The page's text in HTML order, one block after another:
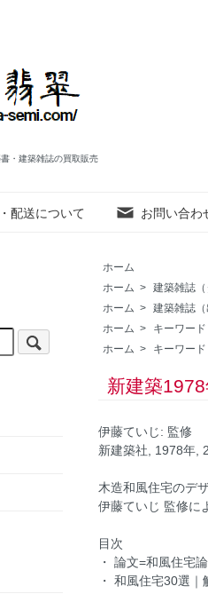
・建築雑誌の買取販売
配送について お問い合わ
ホーム
ホーム > 建築雑誌（
ホーム > 建築雑誌（
ホーム > キーワード
ホーム > キーワード
新建築
伊藤ていじ: 監修
新建築社, 1978年,
木造和風住宅のデ
伊藤ていじ 監修に
目次
・ 論文=和風住宅
・ 和風住宅30選